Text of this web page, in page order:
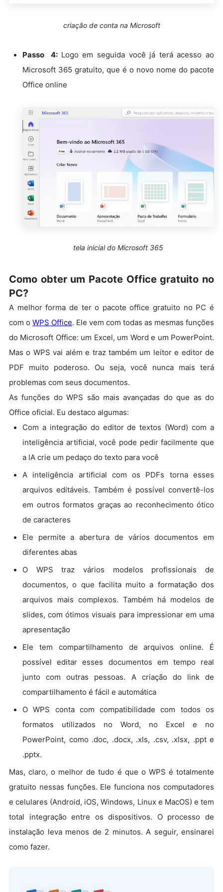
criação de conta na Microsoft
Passo 4: Logo em seguida você já terá acesso ao
Microsoft 365 gratuito, que é o novo nome do pacote
Office online
tela inicial do Microsoft 365
Como obter um Pacote Office gratuito no
PC?
A melhor forma de ter o pacote office gratuito no PC é
com o WPS Office. Ele vem com todas as mesmas funções
do Microsoft Office: um Excel, um Word e um PowerPoint.
Mas o WPS vai além e traz também um leitor e editor de
PDF muito poderoso. Ou seja, você nunca mais terá
problemas com seus documentos.
As funções do WPS são mais avançadas do que as do
Office oficial. Eu destaco algumas:
Com a integração do editor de textos (Word) com a
inteligência artificial, você pode pedir facilmente que
a IA crie um pedaço do texto para você
A inteligência artificial com os PDFs torna esses
arquivos editáveis. Também é possível convertê-los
em outros formatos graças ao reconhecimento ótico
de caracteres
Ele permite a abertura de vários documentos em
diferentes abas
O WPS traz vários modelos profissionais de
documentos, o que facilita muito a formatação dos
arquivos mais complexos. Também há modelos de
slides, com ótimos visuais para impressionar em uma
apresentação
Ele tem compartilhamento de arquivos online. É
possível editar esses documentos em tempo real
junto com outras pessoas. A criação do link de
compartilhamento é fácil e automática
O WPS conta com compatibilidade com todos os
formatos utilizados no Word, no Excel e no
PowerPoint, como .doc, .docx, .xls, .csv, .xlsx, .ppt e
.pptx.
Mas, claro, o melhor de tudo é que o WPS é totalmente
gratuito nessas funções. Ele funciona nos computadores
e celulares (Android, iOS, Windows, Linux e MacOS) e tem
total integração entre os dispositivos. O processo de
instalação leva menos de 2 minutos. A seguir, ensinarei
como fazer.